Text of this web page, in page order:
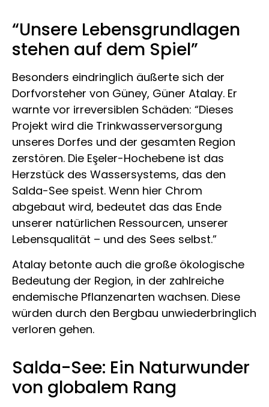
“Unsere Lebensgrundlagen
stehen auf dem Spiel”
Besonders eindringlich äußerte sich der
Dorfvorsteher von Güney, Güner Atalay. Er
warnte vor irreversiblen Schäden: “Dieses
Projekt wird die Trinkwasserversorgung
unseres Dorfes und der gesamten Region
zerstören. Die Eşeler-Hochebene ist das
Herzstück des Wassersystems, das den
Salda-See speist. Wenn hier Chrom
abgebaut wird, bedeutet das das Ende
unserer natürlichen Ressourcen, unserer
Lebensqualität – und des Sees selbst.”
Atalay betonte auch die große ökologische
Bedeutung der Region, in der zahlreiche
endemische Pflanzenarten wachsen. Diese
würden durch den Bergbau unwiederbringlich
verloren gehen.
Salda-See: Ein Naturwunder
von globalem Rang